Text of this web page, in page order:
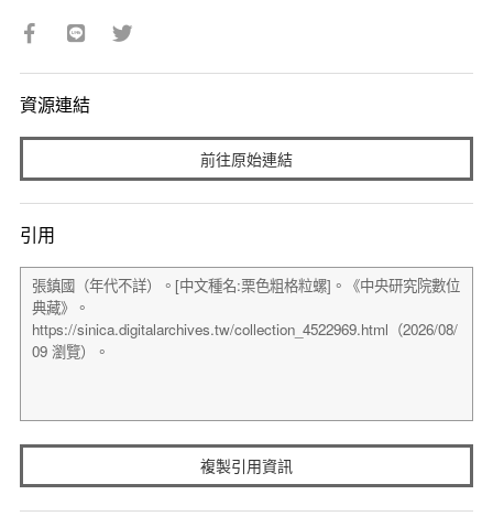
資源連結
前往原始連結
引用
複製引用資訊